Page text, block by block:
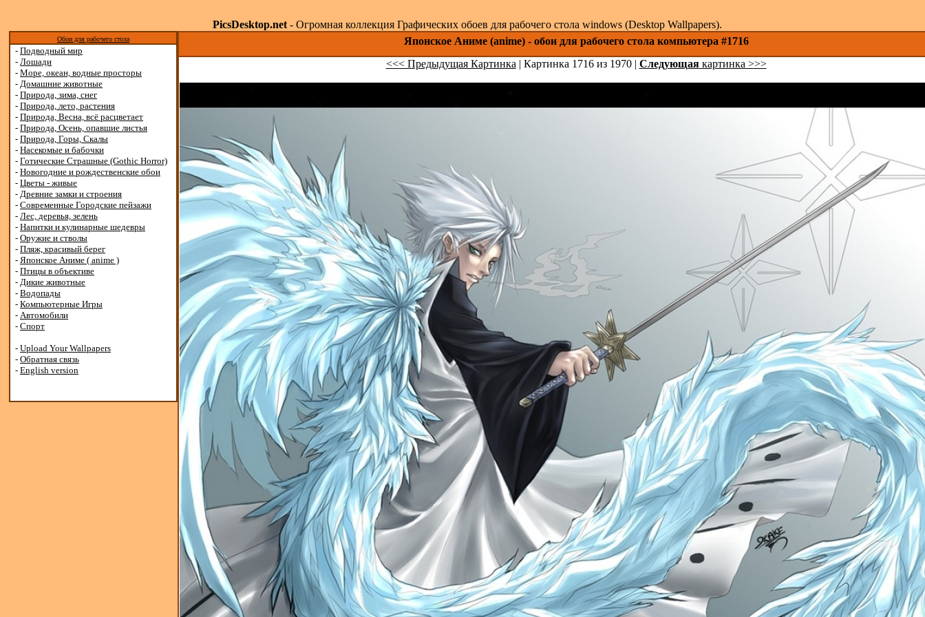
PicsDesktop.net- Огромная коллекция Графических обоев для рабочего стола windows (Desktop Wallpapers).
Обои для рабочего стола
- Подводный мир
- Лошади
- Море, океан, водные просторы
- Домашние животные
- Природа, зима, снег
- Природа, лето, растения
- Природа, Весна, всё расцветает
- Природа, Осень, опавшие листья
- Природа, Горы, Скалы
- Насекомые и бабочки
- Готические Страшные (Gothic Horror)
- Новогодние и рождественские обои
- Цветы - живые
- Древние замки и строения
- Современные Городские пейзажи
- Лес, деревья, зелень
- Напитки и кулинарные шедевры
- Оружие и стволы
- Пляж, красивый берег
- Японское Аниме ( anime )
- Птицы в объективе
- Дикие животные
- Водопады
- Компьютерные Игры
- Автомобили
- Спорт
- Upload Your Wallpapers
- Обратная связь
- English version
Японское Аниме (anime) - обои для рабочего стола компьютера #1716
<<< Предыдущая Картинка | Картинка 1716 из 1970 | Следующаякартинка >>>